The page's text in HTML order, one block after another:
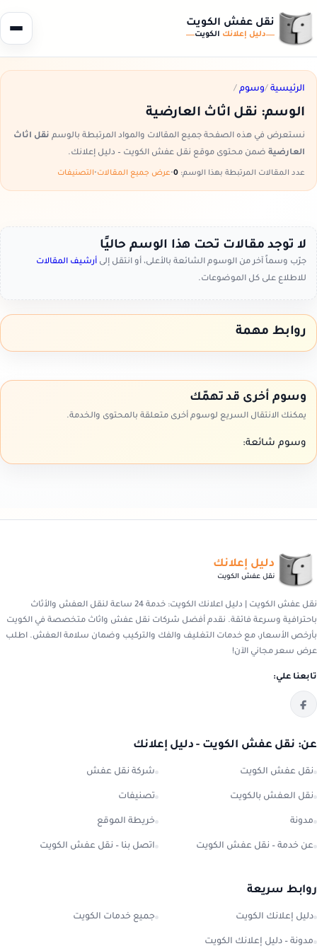
نقل عفش الكويت
دليل إعلانك الكويت
الرئيسية /وسوم /
الوسم: نقل اثاث العارضية
نستعرض في هذه الصفحة جميع المقالات والمواد المرتبطة بالوسم نقل اثاث
العارضية ضمن محتوى موقع نقل عفش الكويت – دليل إعلانك.
عدد المقالات المرتبطة بهذا الوسم: •عرض جميع المقالات•التصنيفات
لا توجد مقالات تحت هذا الوسم حاليًا
جرّب وسماً آخر من الوسوم الشائعة بالأعلى، أو انتقل إلى أرشيف المقالات
للاطلاع على كل الموضوعات.
روابط مهمة
وسوم أخرى قد تهمّك
يمكنك الانتقال السريع لوسوم أخرى متعلقة بالمحتوى والخدمة.
وسوم شائعة:
دليل إعلانك
نقل عفش الكويت
نقل عفش الكويت | دليل اعلانك الكويت: خدمة 24 ساعة لنقل العفش والأثاث
باحترافية وسرعة فائقة. نقدم أفضل شركات نقل عفش واثاث متخصصة في الكويت
بأرخص الأسعار، مع خدمات التغليف والفك والتركيب وضمان سلامة العفش. اطلب
عرض سعر مجاني الآن!
تابعنا علي:
عن: نقل عفش الكويت - دليل إعلانك
نقل عفش الكويت شركة نقل عفش
نقل العفش بالكويت تصنيفات
مدونة خريطة الموقع
عن خدمة – نقل عفش الكويت اتصل بنا – نقل عفش الكويت
روابط سريعة
دليل إعلانك الكويت جميع خدمات الكويت
مدونة – دليل إعلانك الكويت